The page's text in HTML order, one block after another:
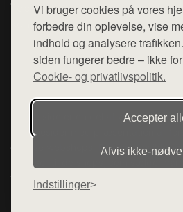
Vi bruger cookies på vores
forbedre din oplevelse, vise
indhold og analysere
siden fungerer bedre – ikke
Cookie- og privatlivspolitik.
Accepter
Afvis
Indstillinger
Top Rabatter
Kontakt
Denne side er en del af want.dk, der
hjemmesider med præsentation af
diverse webshops. Der sælges ikke
henviser til de shops, som sælger
varerne på lager.